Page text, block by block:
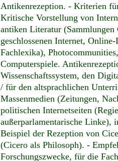
Antikenrezeption. - Kriterien
Kritische Vorstellung von
antiken Literatur
geschlossenen Internet,
Fachlexika),
Computerspiele.
Wissenschaftssystem, den
/ für den altsprachlichen
Massenmedien (Zeitungen,
politischen Internetseiten
außerparlamentarische Linke),
Beispiel der Rezeption von
(Cicero als Philosoph). -
Forschungszwecke, für die